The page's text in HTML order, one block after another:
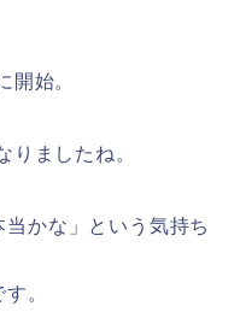
開始。
りましたね。
かな」という気持ち
。